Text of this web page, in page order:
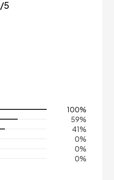
/5
100%
59%
41%
0%
0%
0%